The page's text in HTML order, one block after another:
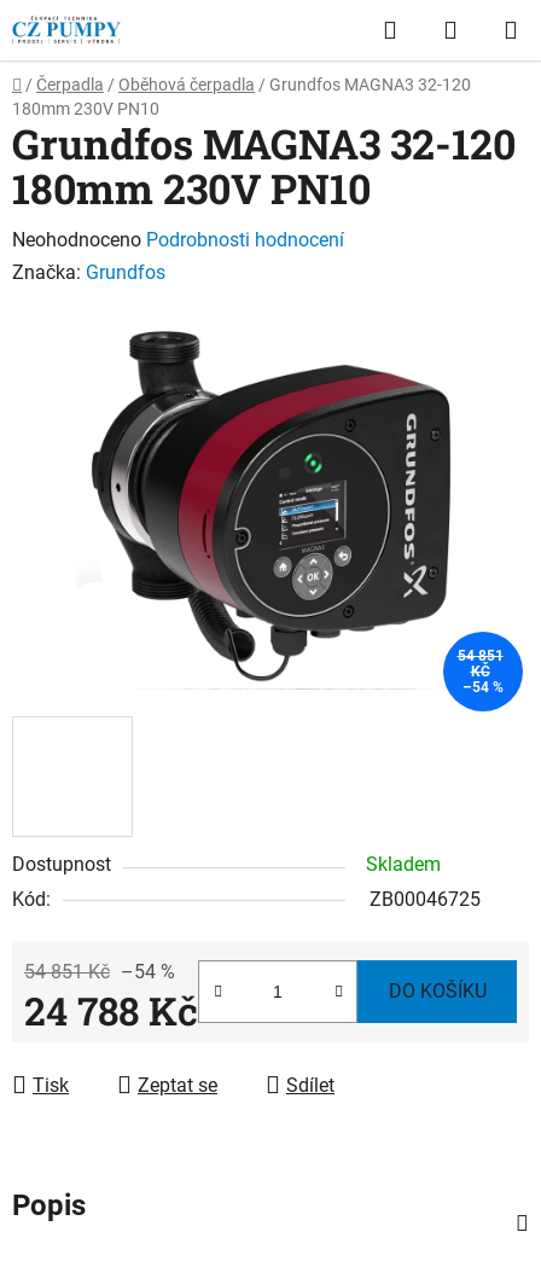
Přejít
na
obsah
Hledat
KOŠÍK
Domů
/ Čerpadla / Oběhová čerpadla / Grundfos MAGNA3 32-120
180mm 230V PN10
Dostupnost
Skladem
Kód:
ZB00046725
54 851 Kč –54 %
24 788 Kč DO KOŠÍKU
Tisk Zeptat se Sdílet
Grundfos MAGNA3 32-120
180mm 230V PN10
Průměrné
hodnocení
hvězdiček.
Neohodnoceno Podrobnosti hodnocení
Značka: Grundfos
54 851
KČ
–54 %
Popis